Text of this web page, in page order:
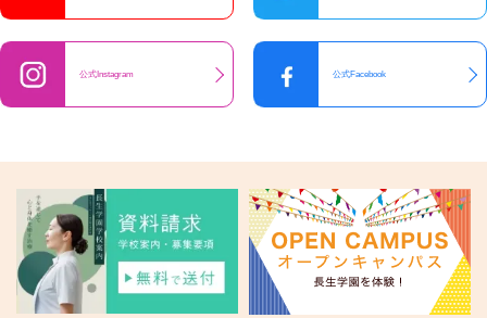
公式Instagram 公式Facebook